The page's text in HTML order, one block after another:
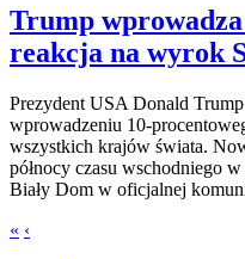
Trump wprowadza
reakcja na wyrok
Prezydent USA Donald Trump
wprowadzeniu 10-
wszystkich krajów świata.
północy czasu wschodniego
Biały Dom w oficjalnej
« ‹